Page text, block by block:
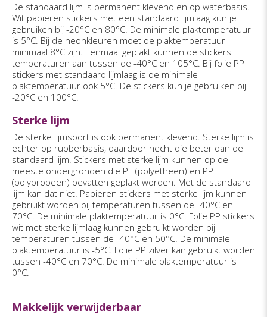
De standaard lijm is permanent klevend en op waterbasis.
Wit papieren stickers met een standaard lijmlaag kun je
gebruiken bij -20°C en 80°C. De minimale plaktemperatuur
is 5°C. Bij de neonkleuren moet de plaktemperatuur
minimaal 8°C zijn. Eenmaal geplakt kunnen de stickers
temperaturen aan tussen de -40°C en 105°C. Bij folie PP
stickers met standaard lijmlaag is de minimale
plaktemperatuur ook 5°C. De stickers kun je gebruiken bij
-20°C en 100°C.
Sterke lijm
De sterke lijmsoort is ook permanent klevend. Sterke lijm is
echter op rubberbasis, daardoor hecht die beter dan de
standaard lijm. Stickers met sterke lijm kunnen op de
meeste ondergronden die PE (polyetheen) en PP
(polypropeen) bevatten geplakt worden. Met de standaard
lijm kan dat niet. Papieren stickers met sterke lijm kunnen
gebruikt worden bij temperaturen tussen de -40°C en
70°C. De minimale plaktemperatuur is 0°C. Folie PP stickers
wit met sterke lijmlaag kunnen gebruikt worden bij
temperaturen tussen de -40°C en 50°C. De minimale
plaktemperatuur is -5°C. Folie PP zilver kan gebruikt worden
tussen -40°C en 70°C. De minimale plaktemperatuur is
0°C.
Makkelijk verwijderbaar